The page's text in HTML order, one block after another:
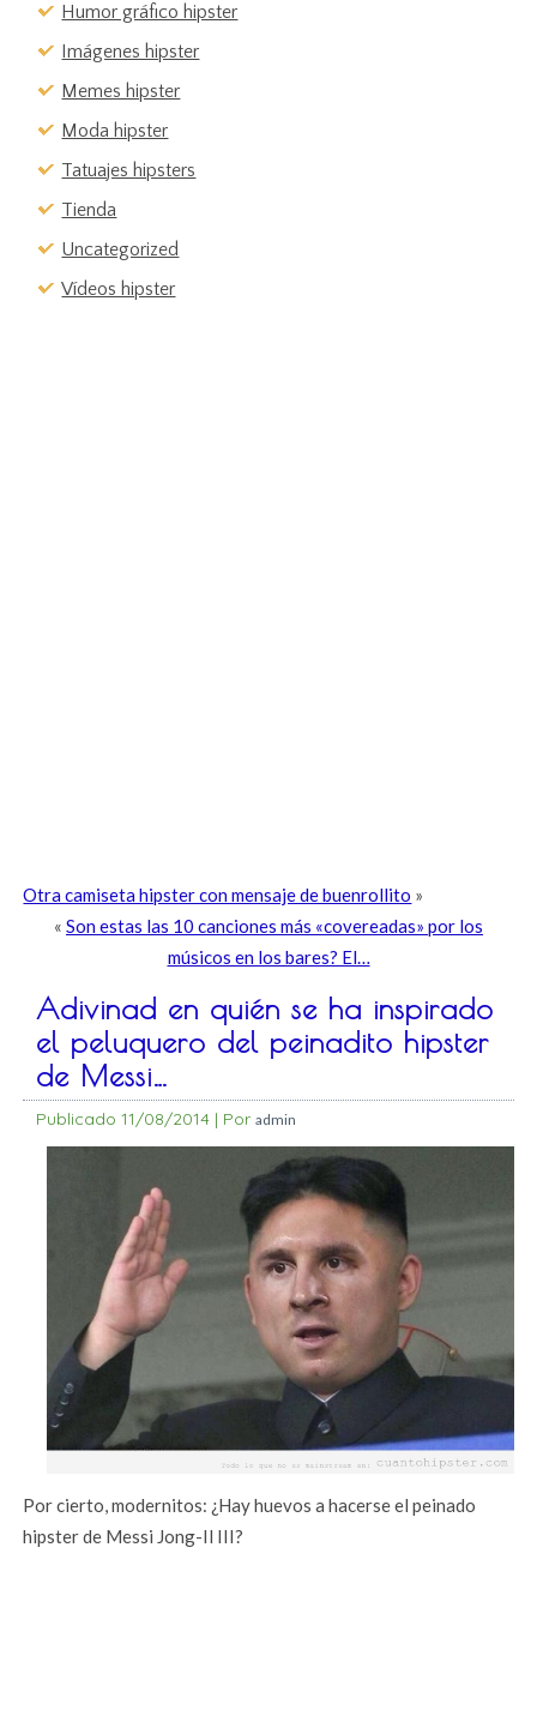
Humor gráfico hipster
Imágenes hipster
Memes hipster
Moda hipster
Tatuajes hipsters
Tienda
Uncategorized
Vídeos hipster
Otra camiseta hipster con mensaje de buenrollito »
« Son estas las 10 canciones más «covereadas» por los
músicos en los bares? El…
Adivinad en quién se ha inspirado
el peluquero del peinadito hipster
de Messi…
Publicado 11/08/2014 | Por admin
Por cierto, modernitos: ¿Hay huevos a hacerse el peinado
hipster de Messi Jong-Il III?